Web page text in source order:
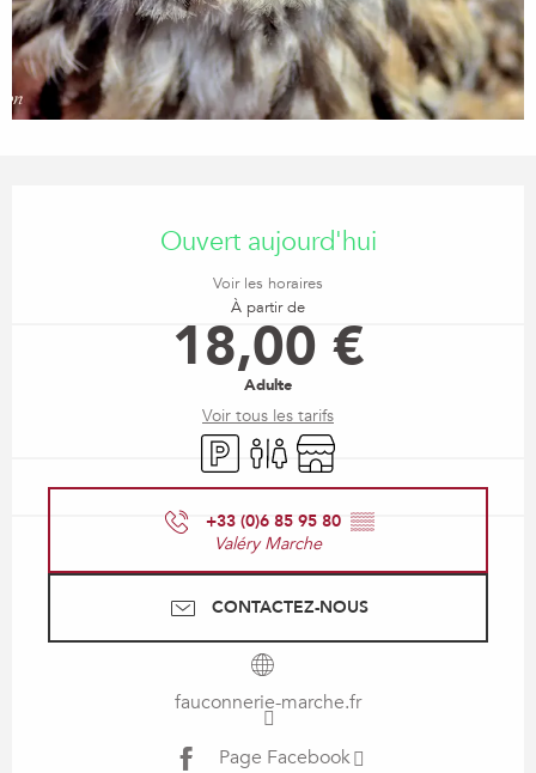
Ouvert aujourd'hui
Voir les horaires
À partir de
18,00 €
Adulte
Voir tous les tarifs
ParkingToilettesBoutique
+33 (0)6 85 95 80 ▒▒
Valéry Marche
CONTACTEZ-NOUS
fauconnerie-marche.fr
Page Facebook